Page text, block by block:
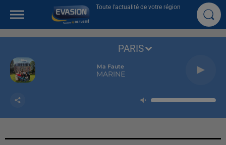
Toute l'actualité de votre région
Ma Faute
MARINE
PARIS